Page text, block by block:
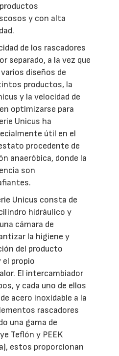
y con alta
de los rascadores
separado, a la vez que
diseños de
productos, la
y la velocidad de
optimizarse para
Unicus ha
útil en el
procedente de
anaeróbica, donde la
son
Unicus consta de
hidráulico y
cámara de
la higiene y
del producto
propio
El intercambiador
y cada uno de ellos
acero inoxidable a la
rascadores
una gama de
Teflón y PEEK
estos proporcionan